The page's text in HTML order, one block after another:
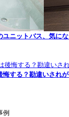
ニットバス、気に
悔する？勘違いされ
例